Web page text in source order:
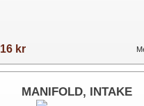
16 kr
MANIFOLD, INTAKE